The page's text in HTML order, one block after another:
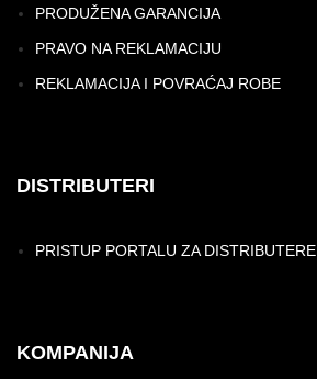
PRODUŽENA GARANCIJA
PRAVO NA REKLAMACIJU
REKLAMACIJA I POVRAĆAJ ROBE
DISTRIBUTERI
PRISTUP PORTALU ZA DISTRIBUTERE
KOMPANIJA